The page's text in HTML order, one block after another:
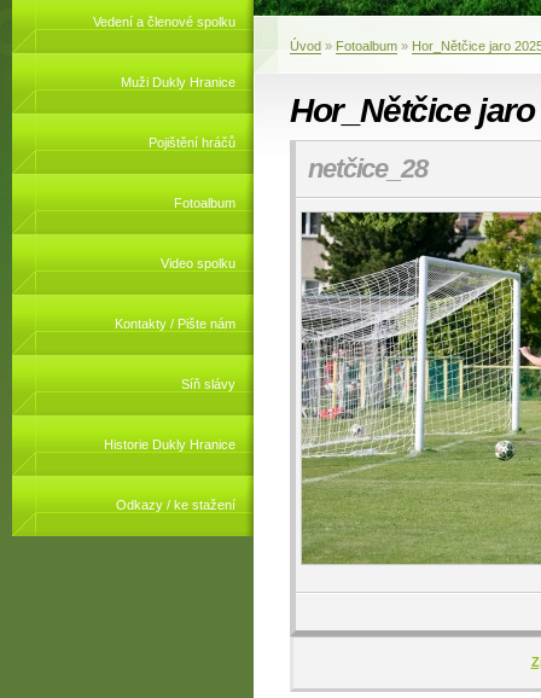
Vedení a členové spolku
Muži Dukly Hranice
Pojištění hráčů
Fotoalbum
Video spolku
Kontakty / Pište nám
Síň slávy
Historie Dukly Hranice
Odkazy / ke stažení
Úvod » Fotoalbum » Hor_Nětčice jaro
Hor_Nětčice jaro
netčice_28